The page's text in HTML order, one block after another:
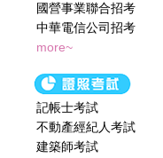
國營事業聯合招考
中華電信公司招考
more~
記帳士考試
不動產經紀人考試
建築師考試